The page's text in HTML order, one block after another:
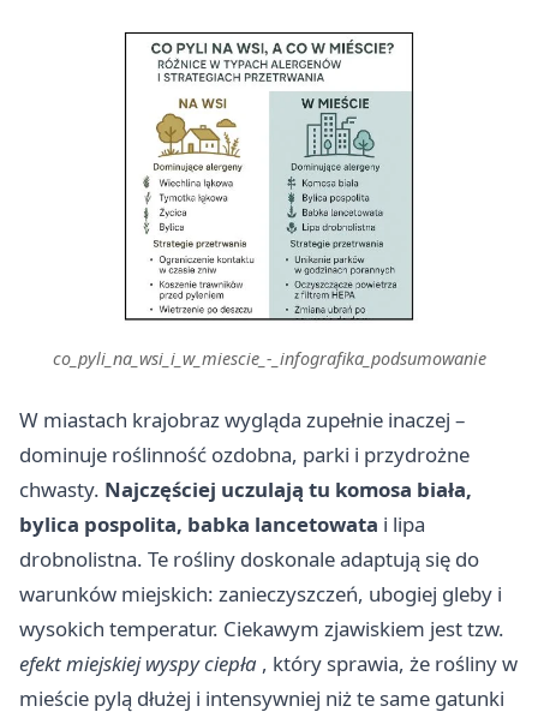
co_pyli_na_wsi_i_w_miescie_-_infografika_podsumowanie
W miastach krajobraz wygląda zupełnie inaczej –
dominuje roślinność ozdobna, parki i przydrożne
chwasty. Najczęściej uczulają tu komosa biała,
bylica pospolita, babka lancetowata i lipa
drobnolistna. Te rośliny doskonale adaptują się do
warunków miejskich: zanieczyszczeń, ubogiej gleby i
wysokich temperatur. Ciekawym zjawiskiem jest tzw.
efekt miejskiej wyspy ciepła , który sprawia, że rośliny w
mieście pylą dłużej i intensywniej niż te same gatunki